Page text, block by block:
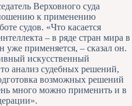
Верховного суда
к применению
судов. «Что касается
– в ряде стран мира в
применяется, – сказал он.
искусственный
анализ судебных решений,
возможных решений
много можно применить и в